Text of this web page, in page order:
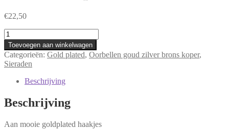
€22,50
Oceaan
Jaspis
aantal
Toevoegen aan winkelwagen
Categorieën: Gold plated, Oorbellen goud zilver brons koper,
Sieraden
Beschrijving
Beschrijving
Aan mooie goldplated haakjes